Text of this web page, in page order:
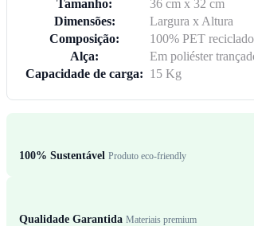
Tamanho:
36 cm x 32 cm
Dimensões:
Largura x Altura
Composição:
100% PET reciclado
Alça:
Em poliéster
Capacidade de carga: 15 Kg
100% Sustentável Produto eco-friendly
Qualidade Garantida Materiais premium